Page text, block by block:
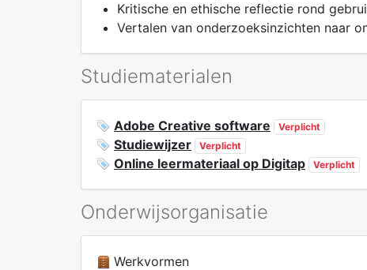
Kritische en ethische reflectie rond
Vertalen van onderzoeksinzichten naar
Studiematerialen
Adobe Creative software Verplicht
Studiewijzer Verplicht
Online leermateriaal op Digitap Verplicht
Onderwijsorganisatie
Werkvormen